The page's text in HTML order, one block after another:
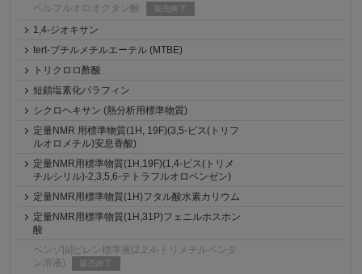
ペルフルオロオクタン酸 販売終了
1,4-ジオキサン
tert-ブチルメチルエーテル (MTBE)
トリクロロ酢酸
短鎖塩素化パラフィン
シクロヘキサン (熱分析用標準物質)
定量NMR 用標準物質(1H, 19F)(3,5-ビス(トリフ
ルオロメチル)安息香酸)
定量NMR用標準物質(1H,19F)(1,4-ビス(トリメ
チルシリル)-2,3,5,6-テトラフルオロベンゼン)
定量NMR用標準物質(1H)フタル酸水素カリウム
定量NMR用標準物質(1H,31P)フェニルホスホン
酸
ベンゾ[a]ピレン標準液(2,2,4-トリメチルペンタ
ン溶液)
販売終了